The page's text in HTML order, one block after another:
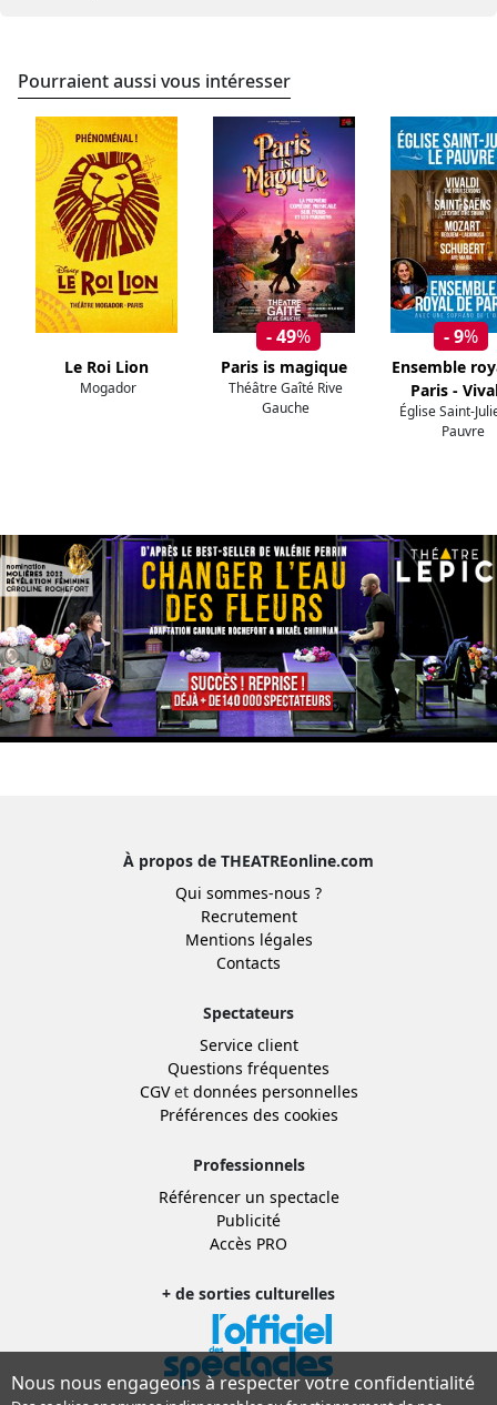
Pourraient aussi vous intéresser
Le Roi Lion
Mogador
- 49%
Paris is magique
Théâtre Gaîté Rive
Gauche
- 9%
Ensemble
Paris -
Église Saint-
Pauvre
À propos de THEATREonline.com
Qui sommes-nous ?
Recrutement
Mentions légales
Contacts
Spectateurs
Service client
Questions fréquentes
CGVet données personnelles
Préférences des cookies
Professionnels
Référencer un spectacle
Publicité
Accès PRO
+ de sorties culturelles
Nous nous engageons à respecter votre confidentialité